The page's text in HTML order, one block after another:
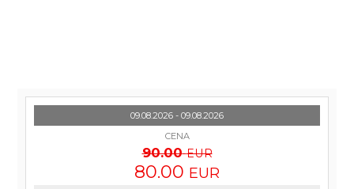
09.08.2026 - 09.08.2026
CENA
90.00 EUR
80.00 EUR